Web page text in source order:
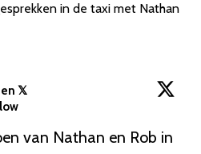
in de taxi met Nathan
𝕏
van Nathan en Rob in